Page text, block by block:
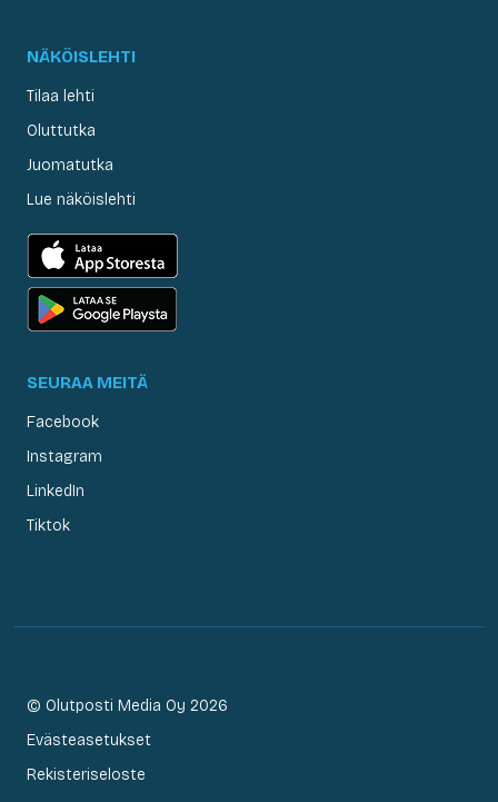
NÄKÖISLEHTI
Tilaa lehti
Oluttutka
Juomatutka
Lue näköislehti
SEURAA MEITÄ
Facebook
Instagram
LinkedIn
Tiktok
© Olutposti Media Oy 2026
Evästeasetukset
Rekisteriseloste